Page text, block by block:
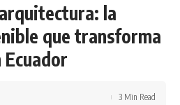
la
que transforma
3 Min Read